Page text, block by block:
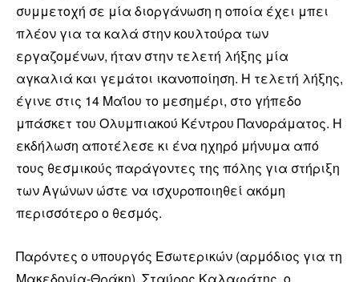
συμμετοχή σε μία διοργάνωση η οποία έχει μπει
πλέον για τα καλά στην κουλτούρα των
εργαζομένων, ήταν στην τελετή λήξης μία
αγκαλιά και γεμάτοι ικανοποίηση. Η τελετή λήξης,
έγινε στις 14 Μαΐου το μεσημέρι, στο γήπεδο
μπάσκετ του Ολυμπιακού Κέντρου Πανοράματος. Η
εκδήλωση αποτέλεσε κι ένα ηχηρό μήνυμα από
τους θεσμικούς παράγοντες της πόλης για στήριξη
των Αγώνων ώστε να ισχυροποιηθεί ακόμη
περισσότερο ο θεσμός.
Παρόντες ο υπουργός Εσωτερικών (αρμόδιος για τη
Μακεδονία-Θράκη), Σταύρος Καλαφάτης, ο